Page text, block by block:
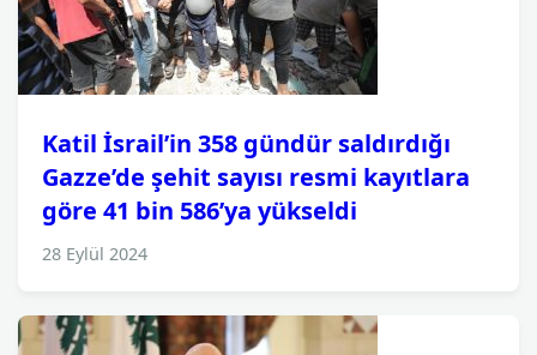
Katil İsrail’in 358 gündür saldırdığı
Gazze’de şehit sayısı resmi kayıtlara
göre 41 bin 586’ya yükseldi
28 Eylül 2024